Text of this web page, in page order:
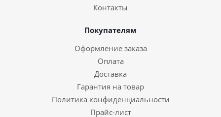
Контакты
Покупателям
Оформление заказа
Оплата
Доставка
Гарантия на товар
Политика конфиденциальности
Прайс-лист